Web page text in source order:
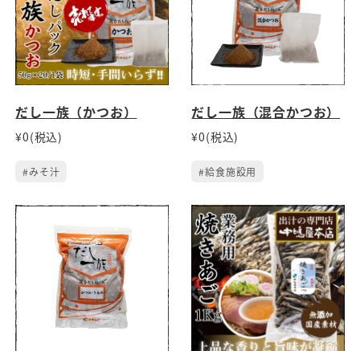
だし一族（かつお）
¥0(税込)
#みそ汁
だし一族（混合かつお）
¥0(税込)
#給食施設用